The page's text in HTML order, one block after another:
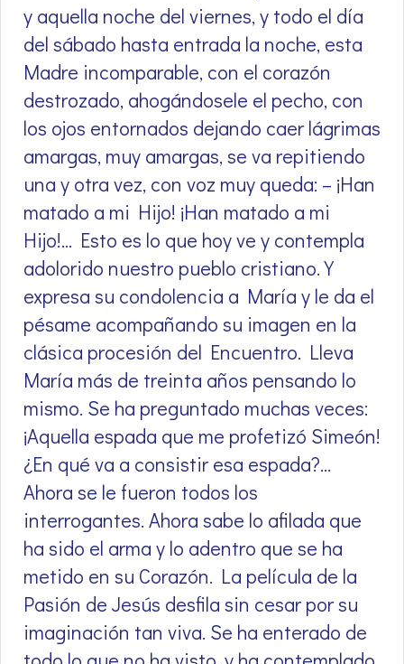
y aquella noche del viernes, y todo el día
del sábado hasta entrada la noche, esta
Madre incomparable, con el corazón
destrozado, ahogándosele el pecho, con
los ojos entornados dejando caer lágrimas
amargas, muy amargas, se va repitiendo
una y otra vez, con voz muy queda: – ¡Han
matado a mi Hijo! ¡Han matado a mi
Hijo!… Esto es lo que hoy ve y contempla
adolorido nuestro pueblo cristiano. Y
expresa su condolencia a María y le da el
pésame acompañando su imagen en la
clásica procesión del Encuentro. Lleva
María más de treinta años pensando lo
mismo. Se ha preguntado muchas veces:
¡Aquella espada que me profetizó Simeón!
¿En qué va a consistir esa espada?…
Ahora se le fueron todos los
interrogantes. Ahora sabe lo afilada que
ha sido el arma y lo adentro que se ha
metido en su Corazón. La película de la
Pasión de Jesús desfila sin cesar por su
imaginación tan viva. Se ha enterado de